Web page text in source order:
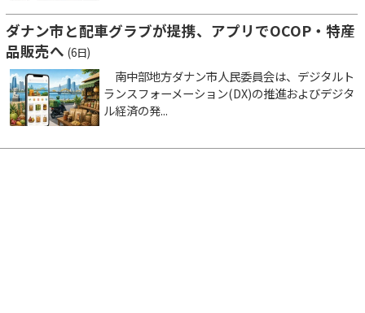
ダナン市と配車グラブが提携、アプリでOCOP・特産
品販売へ (6日)
南中部地方ダナン市人民委員会は、デジタルト
ランスフォーメーション(DX)の推進およびデジタ
ル経済の発...